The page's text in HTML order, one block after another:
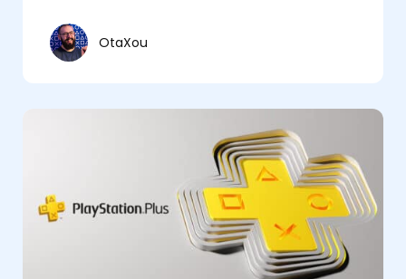
OtaXou